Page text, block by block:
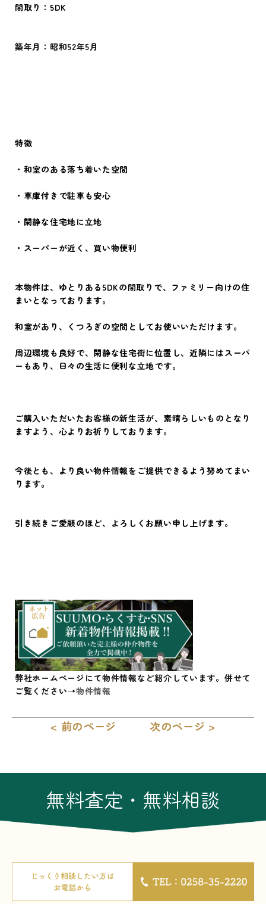
間取り：5DK
築年月：昭和52年5月
特徴
・和室のある落ち着いた空間
・車庫付きで駐車も安心
・閑静な住宅地に立地
・スーパーが近く、買い物便利
本物件は、ゆとりある5DKの間取りで、ファミリー向けの住
まいとなっております。
和室があり、くつろぎの空間としてお使いいただけます。
周辺環境も良好で、閑静な住宅街に位置し、近隣にはスーパ
ーもあり、日々の生活に便利な立地です。
ご購入いただいたお客様の新生活が、素晴らしいものとなり
ますよう、心よりお祈りしております。
今後とも、より良い物件情報をご提供できるよう努めてまい
ります。
引き続きご愛顧のほど、よろしくお願い申し上げます。
弊社ホームページにて物件情報など紹介しています。併せて
ご覧ください→物件情報
< 前のページ 次のページ >
無料査定・無料相談